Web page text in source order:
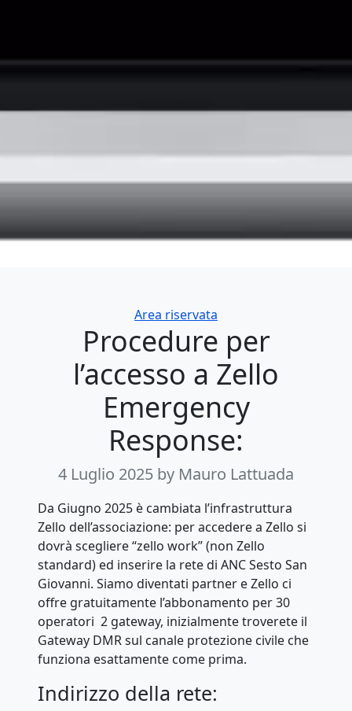
Categories
Area riservata
Procedure per
l’accesso a Zello
Emergency
Response:
4 Luglio 2025 by Mauro Lattuada
Da Giugno 2025 è cambiata l’infrastruttura
Zello dell’associazione: per accedere a Zello si
dovrà scegliere “zello work” (non Zello
standard) ed inserire la rete di ANC Sesto San
Giovanni. Siamo diventati partner e Zello ci
offre gratuitamente l’abbonamento per 30
operatori 2 gateway, inizialmente troverete il
Gateway DMR sul canale protezione civile che
funziona esattamente come prima.
Indirizzo della rete: